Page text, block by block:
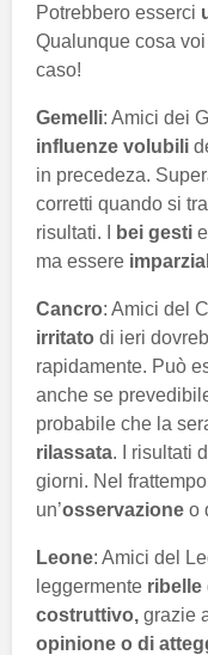
Potrebbero esserci
Qualunque cosa
caso!
Gemelli: Amici dei
influenze volubili
in precedeza.
corretti quando si
risultati. I
bei gesti
ma essere
Cancro: Amici del
irritato di ieri
rapidamente. Può
anche se
probabile che la
rilassata. I risultati
giorni. Nel
un’osservazione o
Leone: Amici del
leggermente ribelle
costruttivo, grazie
opinione o di